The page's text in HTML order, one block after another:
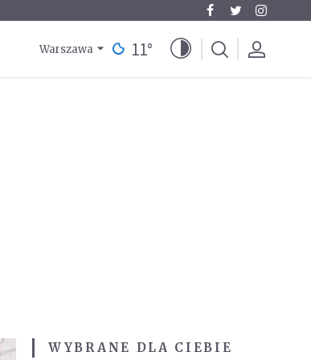
Warszawa 11°
WYBRANE DLA CIEBIE